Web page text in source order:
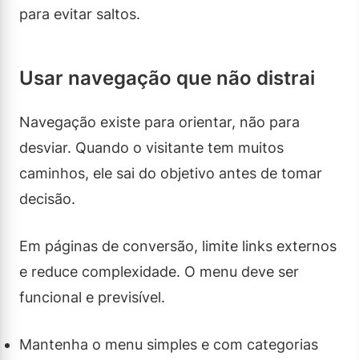
para evitar saltos.
Usar navegação que não distrai
Navegação existe para orientar, não para
desviar. Quando o visitante tem muitos
caminhos, ele sai do objetivo antes de tomar
decisão.
Em páginas de conversão, limite links externos
e reduce complexidade. O menu deve ser
funcional e previsível.
Mantenha o menu simples e com categorias